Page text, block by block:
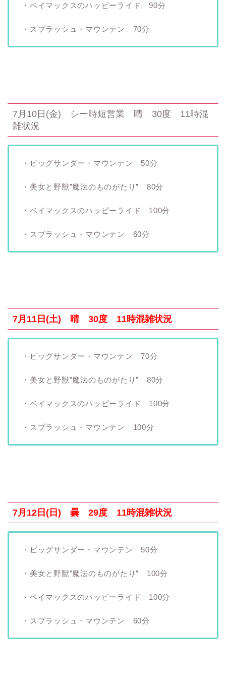
・ベイマックスのハッピーライド 90分
・スプラッシュ・マウンテン 70分
7月10日(金) シー時短営業 晴 30度 11時混
雑状況
・ビッグサンダー・マウンテン 50分
・美女と野獣”魔法のものがたり” 80分
・ベイマックスのハッピーライド 100分
・スプラッシュ・マウンテン 60分
7月11日(土) 晴 30度 11時混雑状況
・ビッグサンダー・マウンテン 70分
・美女と野獣”魔法のものがたり” 80分
・ベイマックスのハッピーライド 100分
・スプラッシュ・マウンテン 100分
7月12日(日) 曇 29度 11時混雑状況
・ビッグサンダー・マウンテン 50分
・美女と野獣”魔法のものがたり” 100分
・ベイマックスのハッピーライド 100分
・スプラッシュ・マウンテン 60分